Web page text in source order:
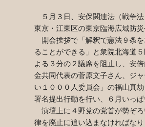
５月３日、安保関連法（戦争
東京・江東区の東京臨海広域防
開会挨拶で「解釈で憲法９条
ることができる」と衆院北海道
よる３分の２議席を阻止し、安
金共同代表の菅原文子さん、ジ
い１０００人委員会」の福山真
署名提出行動を行い、６月いっ
演壇上に４野党の党首が勢ぞ
律を廃止に追い込まなければな